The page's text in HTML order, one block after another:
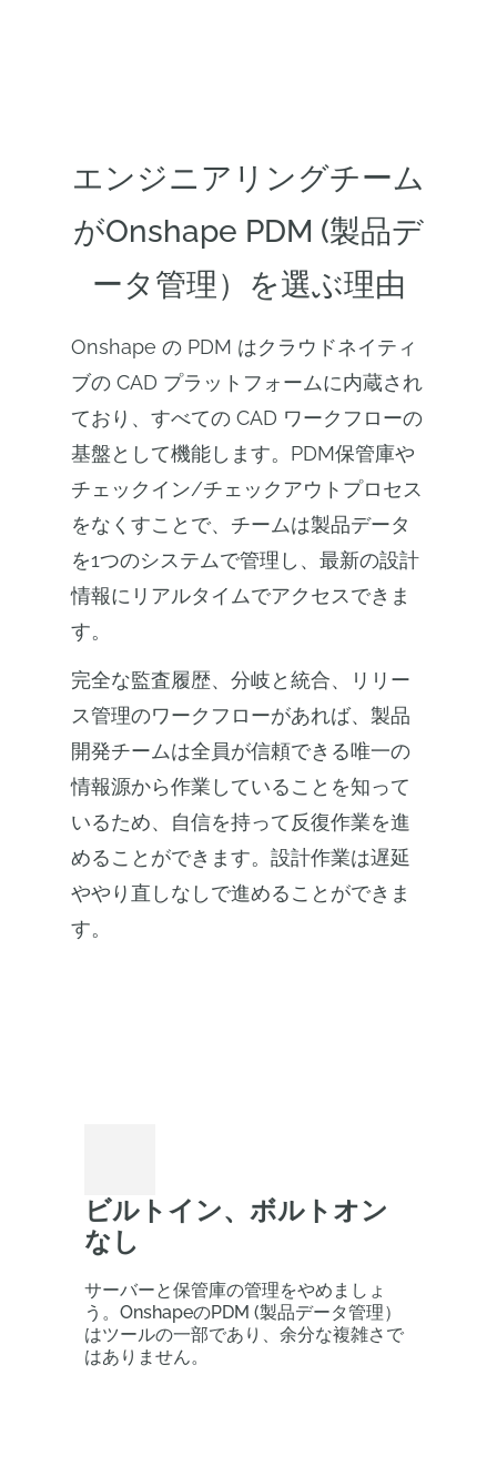
エンジニアリングチーム
がOnshape PDM (製品デ
ータ管理）を選ぶ理由
Onshape の PDM はクラウドネイティ
ブの CAD プラットフォームに内蔵され
ており、すべての CAD ワークフローの
基盤として機能します。PDM保管庫や
チェックイン/チェックアウトプロセス
をなくすことで、チームは製品データ
を1つのシステムで管理し、最新の設計
情報にリアルタイムでアクセスできま
す。
完全な監査履歴、分岐と統合、リリー
ス管理のワークフローがあれば、製品
開発チームは全員が信頼できる唯一の
情報源から作業していることを知って
いるため、自信を持って反復作業を進
めることができます。設計作業は遅延
ややり直しなしで進めることができま
す。
ビルトイン、ボルトオン
なし
サーバーと保管庫の管理をやめましょ
う。OnshapeのPDM (製品データ管理）
はツールの一部であり、余分な複雑さで
はありません。